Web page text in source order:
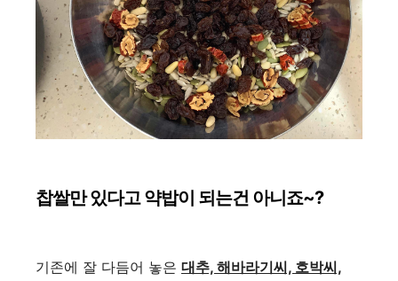
찹쌀만 있다고 약밥이 되는건 아니죠~?
기존에 잘 다듬어 놓은 대추, 해바라기씨, 호박씨,